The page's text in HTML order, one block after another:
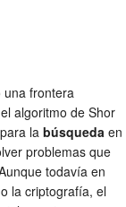
una frontera
algoritmo de Shor
la búsqueda en
problemas que
todavía en
la criptografía, el